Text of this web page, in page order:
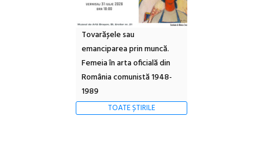
Tovarășele sau
emanciparea prin muncă.
Femeia în arta oficială din
România comunistă 1948-
1989
TOATE ȘTIRILE